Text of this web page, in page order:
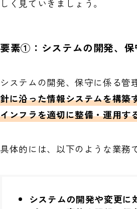
しく見ていきましょう。
要素①：システムの開発、保
システムの開発、保守に係る管
針に沿った情報システムを構築
インフラを適切に整備・運用す
具体的には、以下のような業務
システムの開発や変更に